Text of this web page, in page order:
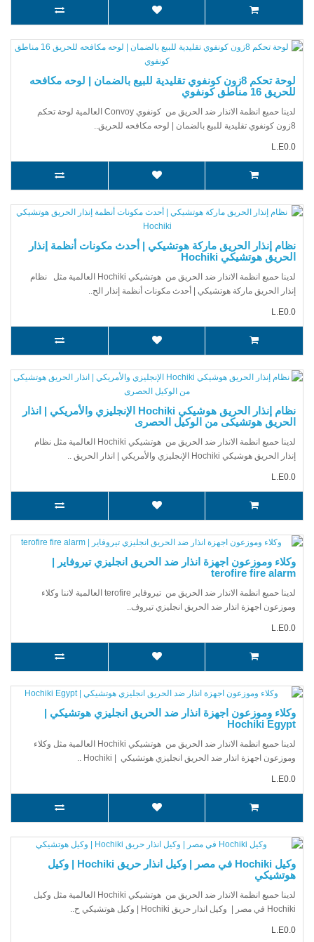
لوحة تحكم 8زون كونفوي تقليدية للبيع بالضمان | لوحه مكافحه
للحريق 16 مناطق كونفوي
لدينا حميع انظمة الانذار ضد الحريق من كونفوي Convoy العالمية لوحة تحكم
8زون كونفوي تقليدية للبيع بالضمان | لوحه مكافحه للحريق..
L.E0.0
نظام إنذار الحريق ماركة هوتشيكي | أحدث مكونات أنظمة إنذار
الحريق هوتشيكي Hochiki
لدينا حميع انظمة الانذار ضد الحريق من هوتشيكي Hochiki العالمية مثل نظام
إنذار الحريق ماركة هوتشيكي | أحدث مكونات أنظمة إنذار الح..
L.E0.0
نظام إنذار الحريق هوشيكي Hochiki الإنجليزي والأمريكي | انذار
الحريق هوتشيكى من الوكيل الحصرى
لدينا حميع انظمة الانذار ضد الحريق من هوتشيكي Hochiki العالمية مثل نظام
إنذار الحريق هوشيكي Hochiki الإنجليزي والأمريكي | انذار الحريق ..
L.E0.0
وكلاء وموزعون اجهزة انذار ضد الحريق انجليزي تيروفاير |
terofire fire alarm
لدينا حميع انظمة الانذار ضد الحريق من تيروفاير terofire العالمية لاننا وكلاء
وموزعون اجهزة انذار ضد الحريق انجليزي تيروف..
L.E0.0
وكلاء وموزعون اجهزة انذار ضد الحريق انجليزي هوتشيكي |
Hochiki Egypt
لدينا حميع انظمة الانذار ضد الحريق من هوتشيكي Hochiki العالمية مثل وكلاء
وموزعون اجهزة انذار ضد الحريق انجليزي هوتشيكي | Hochiki ..
L.E0.0
وكيل Hochiki في مصر | وكيل انذار حريق Hochiki | وكيل
هوتشيكي
لدينا حميع انظمة الانذار ضد الحريق من هوتشيكي Hochiki العالمية مثل وكيل
Hochiki في مصر | وكيل انذار حريق Hochiki | وكيل هوتشيكي ح..
L.E0.0